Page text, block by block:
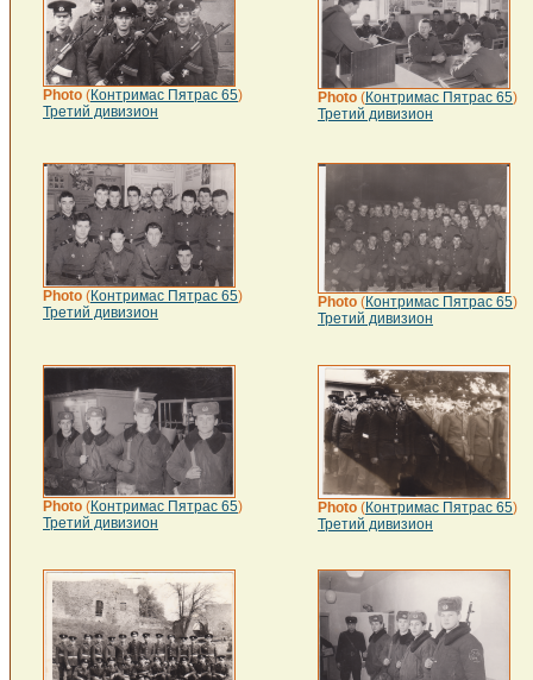
Photo (Контримас Пятрас 65)
Третий дивизион
Photo (Контримас Пятрас 65)
Третий дивизион
Photo (Контримас Пятрас 65)
Третий дивизион
Photo (Контримас Пятрас 65)
Третий дивизион
Photo (Контримас Пятрас 65)
Третий дивизион
Photo (Контримас Пятрас 65)
Третий дивизион